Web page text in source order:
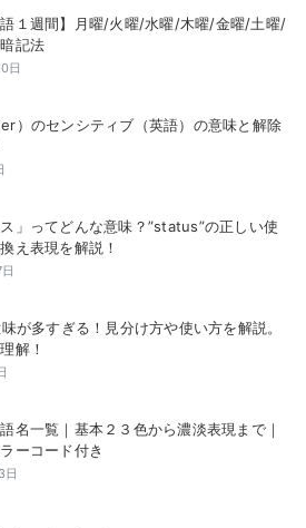
語１週間】月曜/火曜/水曜/木曜/金曜/土曜/
記法
日
）のセンシティブ（英語）の意味と解除
ス」ってどんな意味？”status”の正しい使
え表現を解説！
味が多すぎる！見分け方や使い方を解説。
解！
語名一覧｜基本２３色から濃淡表現まで｜
ーコード付き
日